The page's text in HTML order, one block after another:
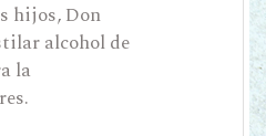
hijos, Don
alcohol de
la